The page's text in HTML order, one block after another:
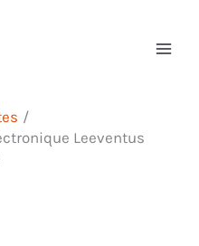
Leeventus